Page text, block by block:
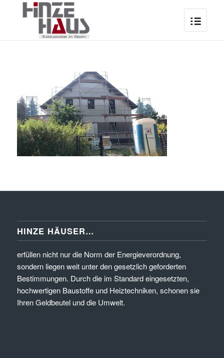
HINZE HÄUSER…
erfüllen nicht nur die Norm der Energieverordnung,
sondern liegen weit unter den gesetzlich geforderten
Bestimmungen. Durch die im Standard eingesetzten,
hochwertigen Baustoffe und Heiztechniken, schonen sie
Ihren Geldbeutel und die Umwelt.